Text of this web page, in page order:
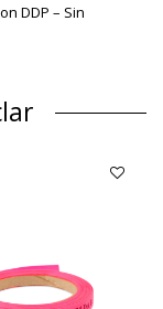
DDP – Sin